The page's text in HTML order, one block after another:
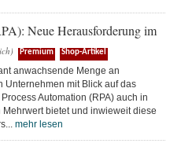
Neue Herausforderung im
Premium Shop-Artikel
anwachsende Menge an
Unternehmen mit Blick auf das
Automation (RPA) auch in
bietet und inwieweit diese
mehr lesen